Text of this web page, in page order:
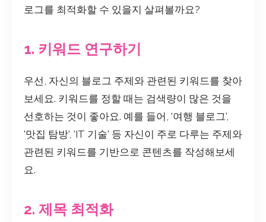
로그를 최적화할 수 있을지 살펴볼까요?
1. 키워드 연구하기
우선, 자신의 블로그 주제와 관련된 키워드를 찾아
보세요. 키워드를 정할 때는 검색량이 많은 것을
선호하는 것이 좋아요. 예를 들어, '여행 블로그',
'맛집 탐방', 'IT 기술' 등 자신이 주로 다루는 주제와
관련된 키워드를 기반으로 콘텐츠를 작성해보세
요.
2. 제목 최적화